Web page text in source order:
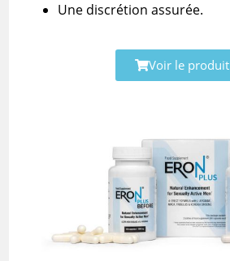
Une discrétion assurée.
Voir le produit